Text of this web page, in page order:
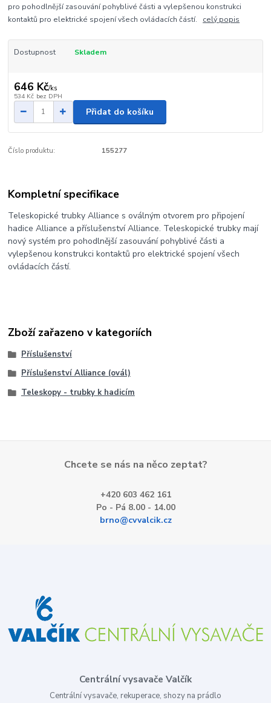
pro pohodlnější zasouvání pohyblivé části a vylepšenou konstrukci
kontaktů pro elektrické spojení všech ovládacích částí. celý popis
Dostupnost Skladem
646 Kč/ks
534 Kč bez DPH
Přidat do košíku
Číslo produktu: 155277
Kompletní specifikace
Teleskopické trubky Alliance s oválným otvorem pro připojení
hadice Alliance a příslušenství Alliance. Teleskopické trubky mají
nový systém pro pohodlnější zasouvání pohyblivé části a
vylepšenou konstrukci kontaktů pro elektrické spojení všech
ovládacích částí.
Zboží zařazeno v kategoriích
Příslušenství
Příslušenství Alliance (ovál)
Teleskopy - trubky k hadicím
Chcete se nás na něco zeptat?
+420 603 462 161
Po - Pá 8.00 - 14.00
brno@cvvalcik.cz
Centrální vysavače Valčík
Centrální vysavače, rekuperace, shozy na prádlo